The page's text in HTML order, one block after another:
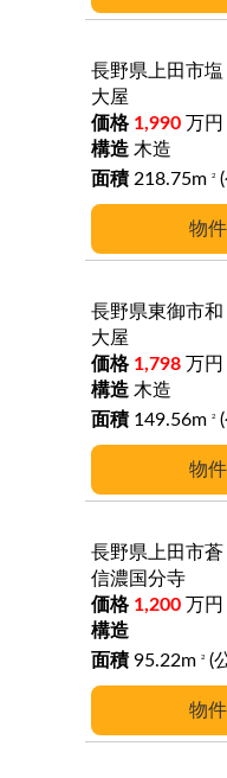
長野県上田市塩
大屋
1,990 万円
木造
218.75m
2
長野県東御市和
大屋
1,798 万円
木造
149.56m
2
長野県上田市蒼
信濃国分寺
1,200 万円
95.22m 2